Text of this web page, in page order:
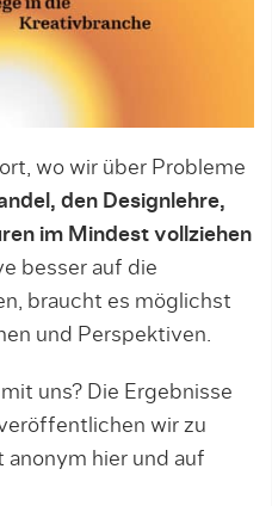
wo wir über Probleme
den Designlehre,
im Mindest vollziehen
besser auf die
braucht es möglichst
und Perspektiven.
uns? Die Ergebnisse
wir zu
hier und auf